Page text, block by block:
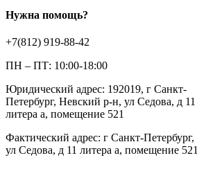
Нужна помощь?
+7(812) 919-88-42
ПН – ПТ: 10:00-18:00
Юридический адрес: 192019, г Санкт-
Петербург, Невский р-н, ул Седова, д 11
литера а, помещение 521
Фактический адрес: г Санкт-Петербург,
ул Седова, д 11 литера а, помещение 521